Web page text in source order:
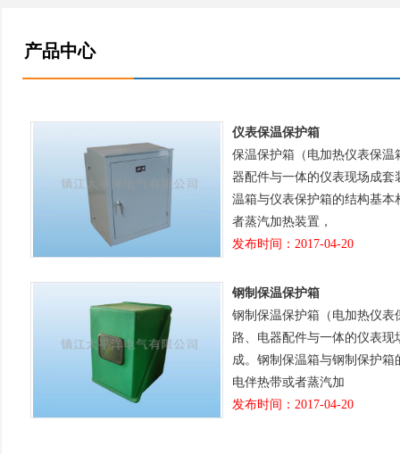
产品中心
仪表保温保护箱
保温保护箱（电加热仪表保温箱
器配件与一体的仪表现场成套装
温箱与仪表保护箱的结构基本相
者蒸汽加热装置，
发布时间：2017-04-20
钢制保温保护箱
钢制保温保护箱（电加热仪表保
路、电器配件与一体的仪表
成。钢制保温箱与钢制保护箱
电伴热带或者蒸汽加
发布时间：2017-04-20